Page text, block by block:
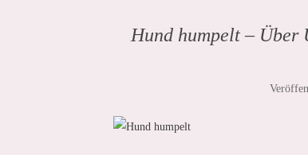
Hund humpelt – Über